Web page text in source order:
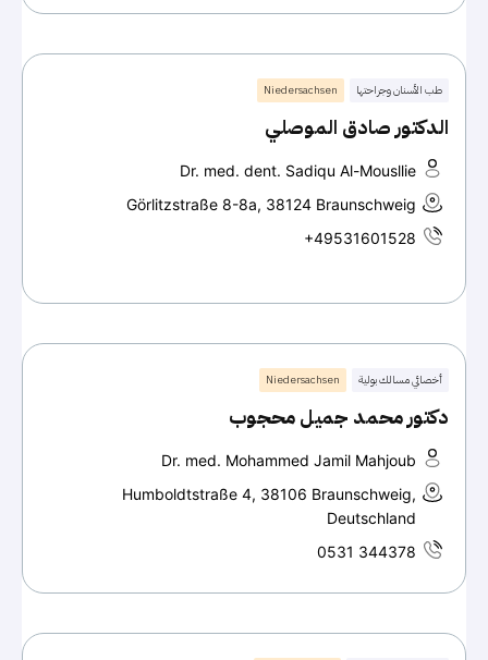
طب الأسنان وجراحتها Niedersachsen
الدكتور صادق الموصلي
Dr. med. dent. Sadiqu Al-Mousllie
Görlitzstraße 8-8a, 38124 Braunschweig
+49531601528
أخصائي مسالك بولية Niedersachsen
دكتور محمد جميل محجوب
Dr. med. Mohammed Jamil Mahjoub
Humboldtstraße 4, 38106 Braunschweig,
Deutschland
0531 344378